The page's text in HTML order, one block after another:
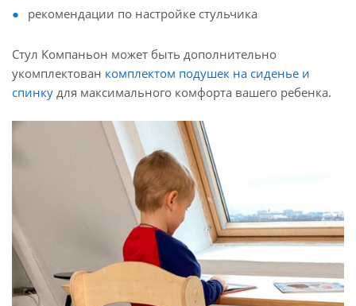
рекомендации по настройке стульчика
Стул Компаньон может быть дополнительно
укомплектован комплектом подушек на сиденье и
спинку для максимального комфорта вашего ребенка.